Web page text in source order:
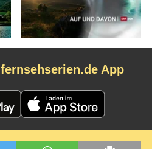
fernsehserien.de App